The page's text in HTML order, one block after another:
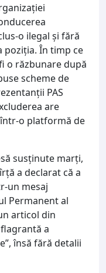
o ilegal și fără
poziția. În timp ce
o răzbunare după
scheme de
PAS
are
o platformă de
susținute marți,
a declarat că a
un mesaj
Permanent al
articol din
a
însă fără detalii